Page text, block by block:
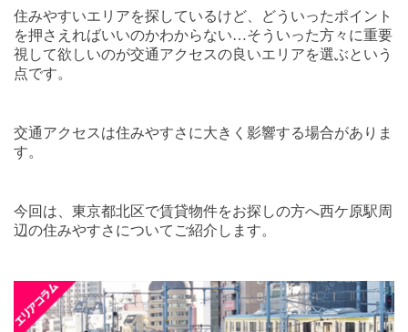
住みやすいエリアを探しているけど、どういったポイント
を押さえればいいのかわからない…そういった方々に重要
視して欲しいのが交通アクセスの良いエリアを選ぶという
点です。
交通アクセスは住みやすさに大きく影響する場合がありま
す。
今回は、東京都北区で賃貸物件をお探しの方へ西ケ原駅周
辺の住みやすさについてご紹介します。